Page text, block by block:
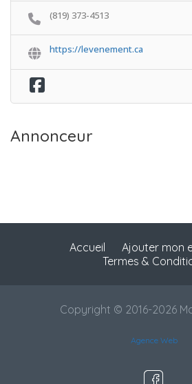
(819) 373-4513
https://levenement.ca
Annonceur
Accueil
Ajouter mon
Termes &
Copyright © 2016-2026
Agence Web